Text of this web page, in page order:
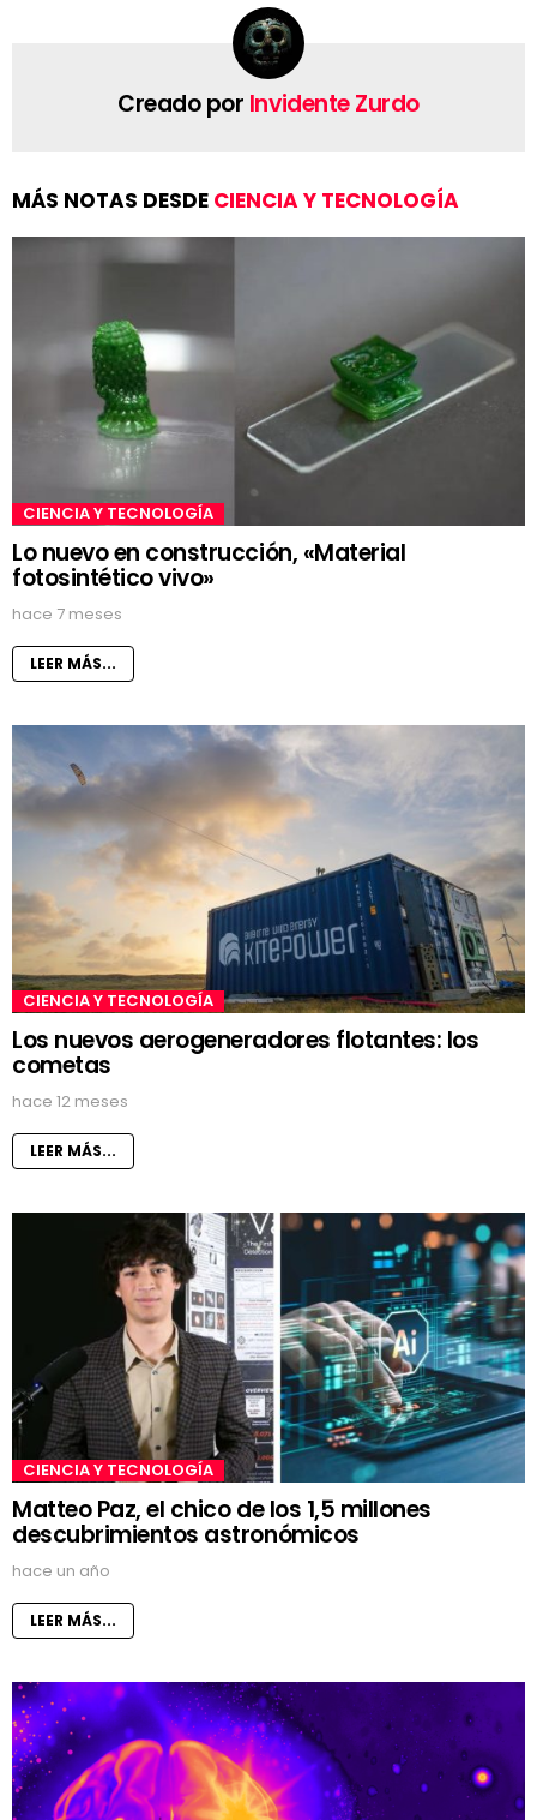
Creado por Invidente Zurdo
MÁS NOTAS DESDE CIENCIA Y TECNOLOGÍA
CIENCIA Y TECNOLOGÍA
Lo nuevo en construcción, «Material
fotosintético vivo»
hace 7 meses
LEER MÁS...
CIENCIA Y TECNOLOGÍA
Los nuevos aerogeneradores flotantes: los
cometas
hace 12 meses
LEER MÁS...
CIENCIA Y TECNOLOGÍA
Matteo Paz, el chico de los 1,5 millones
descubrimientos astronómicos
hace un año
LEER MÁS...